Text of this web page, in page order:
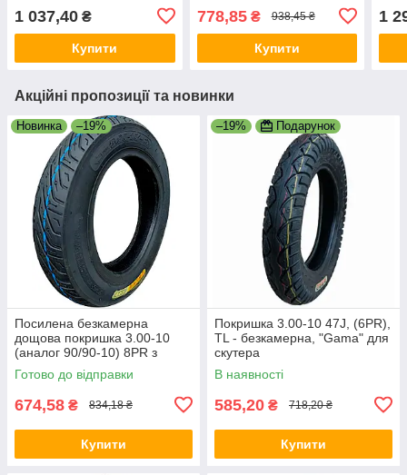
1 037,40 ₴
Купити
778,85₴ 938,45 ₴
Купити
1
Акційні пропозиції та новинки
Новинка –19%
Посилена безкамерна
дощова покришка 3.00-10
(аналог 90/90-10) 8PR з
вентелем в комплекті
Готово до відправки
674,58 ₴ 834,18 ₴
Купити
–19% Подарунок
Покришка 3.00-10 47J, (6PR),
TL - безкамерна, "Gama" для
скутера
В наявності
585,20 ₴ 718,20 ₴
Купити